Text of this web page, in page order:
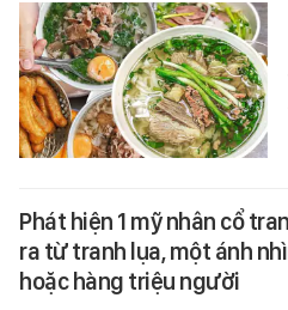
Phát hiện 1 mỹ nhân cổ
ra từ tranh lụa, một ánh
hoặc hàng triệu người